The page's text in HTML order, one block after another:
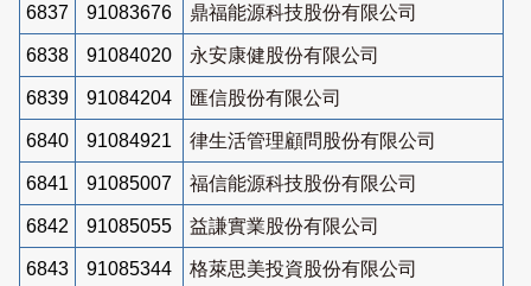
6837 91083676 鼎福能源科技股份有限公司
6838 91084020 永安康健股份有限公司
6839 91084204 匯信股份有限公司
6840 91084921 律生活管理顧問股份有限公司
6841 91085007 福信能源科技股份有限公司
6842 91085055 益謙實業股份有限公司
6843 91085344 格萊思美投資股份有限公司